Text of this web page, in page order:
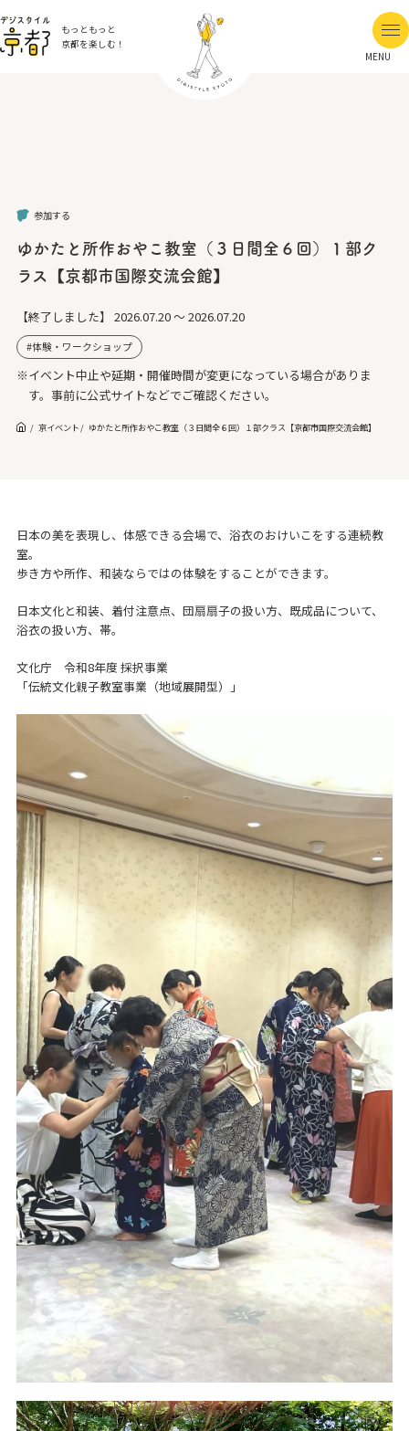
もっともっと
京都を楽しむ！
MENU
参加する
ゆかたと所作おやこ教室（３日間全６回）１部ク
ラス【京都市国際交流会館】
【終了しました】 2026.07.20 ～ 2026.07.20
体験・ワークショップ
※イベント中止や延期・開催時間が変更になっている場合がありま
す。事前に公式サイトなどでご確認ください。
京イベント ゆかたと所作おやこ教室（３日間全６回）１部クラス【京都市国際交流会館】
日本の美を表現し、体感できる会場で、浴衣のおけいこをする連続教
室。
歩き方や所作、和装ならではの体験をすることができます。
日本文化と和装、着付注意点、団扇扇子の扱い方、既成品について、
浴衣の扱い方、帯。
文化庁 令和8年度 採択事業
「伝統文化親子教室事業（地域展開型）」